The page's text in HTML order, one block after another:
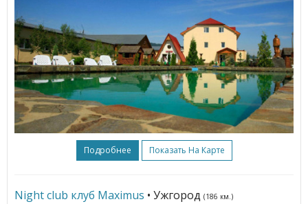
Подробнее Показать На Карте
Night club клуб Maximus • Ужгород (186 км.)